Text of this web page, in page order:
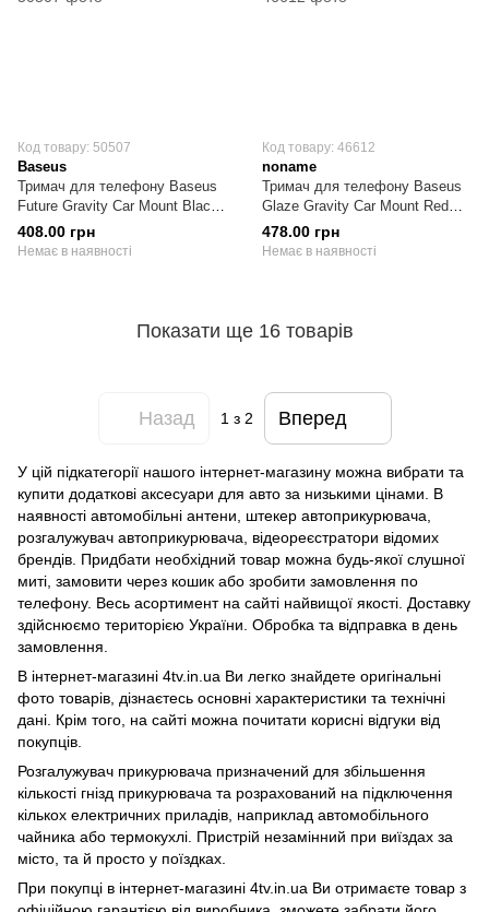
Код товару: 50507
Baseus
Тримач для телефону Baseus
Future Gravity Car Mount Black
автомобільний
408.00 грн
Немає в наявності
Код товару: 46612
noname
Тримач для телефону Baseus
Glaze Gravity Car Mount Red
автомобільний
478.00 грн
Немає в наявності
Показати ще 16 товарів
Назад 1 з 2 Вперед
У цій підкатегорії нашого інтернет-магазину можна вибрати та
купити додаткові аксесуари для авто за низькими цінами. В
наявності автомобільні антени, штекер автоприкурювача,
розгалужувач автоприкурювача, відеореєстратори відомих
брендів. Придбати необхідний товар можна будь-якої слушної
миті, замовити через кошик або зробити замовлення по
телефону. Весь асортимент на сайті найвищої якості. Доставку
здійснюємо територією України. Обробка та відправка в день
замовлення.
В інтернет-магазині 4tv.in.ua Ви легко знайдете оригінальні
фото товарів, дізнаєтесь основні характеристики та технічні
дані. Крім того, на сайті можна почитати корисні відгуки від
покупців.
Розгалужувач прикурювача призначений для збільшення
кількості гнізд прикурювача та розрахований на підключення
кількох електричних приладів, наприклад автомобільного
чайника або термокухлі. Пристрій незамінний при виїздах за
місто, та й просто у поїздках.
При покупці в інтернет-магазині 4tv.in.ua Ви отримаєте товар з